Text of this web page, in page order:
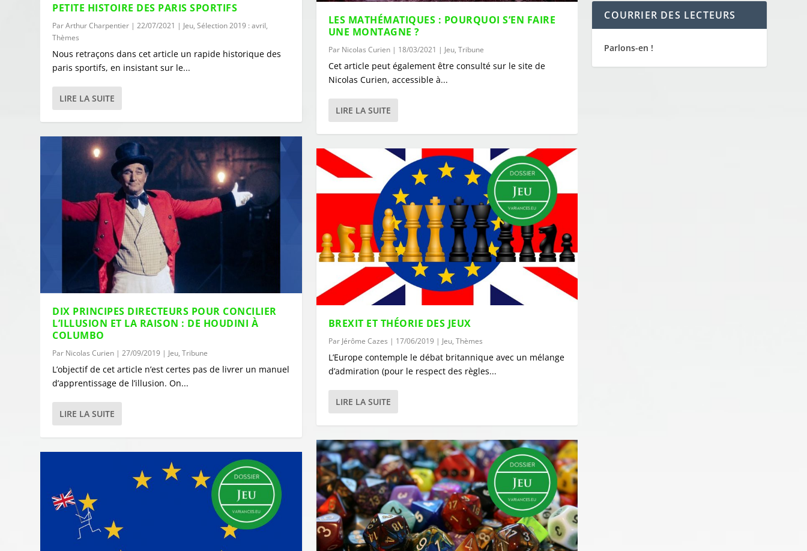
PETITE HISTOIRE DES PARIS SPORTIFS
ParArthur Charpentier |22/07/2021 | Jeu,Sélection 2019 : avril,
Thèmes
Nous retraçons dans cet article un rapide historique des
paris sportifs, en insistant sur le...
LIRE LA SUITE
DIX PRINCIPES DIRECTEURS POUR CONCILIER
L’ILLUSION ET LA RAISON : DE HOUDINI À
COLUMBO
Par Nicolas Curien |27/09/2019 | Jeu,Tribune
L’objectif de cet article n’est certes pas de livrer un manuel
d’apprentissage de l’illusion. On...
LIRE LA SUITE
LES MATHÉMATIQUES : POURQUOI S’EN FAIRE
UNE MONTAGNE ?
Par Nicolas Curien| 18/03/2021 | Jeu, Tribune
Cet article peut également être consulté sur le site de
Nicolas Curien, accessible à...
LIRE LA SUITE
BREXIT ET THÉORIE DES JEUX
Par Jérôme Cazes | 17/06/2019 | Jeu, Thèmes
L’Europe contemple le débat britannique avec un mélange
d’admiration (pour le respect des règles...
LIRE LA SUITE
COURRIER DES LECTEURS
Parlons-en !